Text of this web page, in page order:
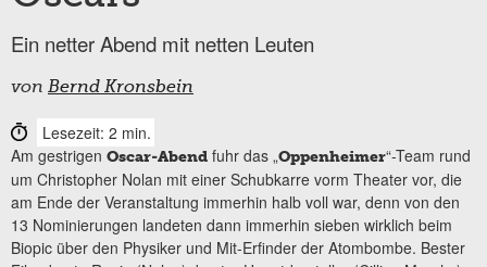
Ein netter Abend mit netten Leuten
von Bernd Kronsbein
Lesezeit: 2 min.
Am gestrigen Oscar-Abend fuhr das „Oppenheimer“-Team rund
um Christopher Nolan mit einer Schubkarre vorm Theater vor, die
am Ende der Veranstaltung immerhin halb voll war, denn von den
13 Nominierungen landeten dann immerhin sieben wirklich beim
Biopic über den Physiker und Mit-Erfinder der Atombombe. Bester